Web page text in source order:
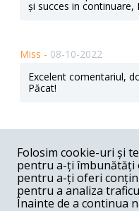
și succes in continuare,
Miss - 08-10-2022
Excelent comentariul,
Păcat!
Superb!
Ion -08-09-2022
Folosim cookie-uri și
pentru a-ți îmbunătăți
pentru a-ți oferi
pentru a analiza
Înainte de a continua